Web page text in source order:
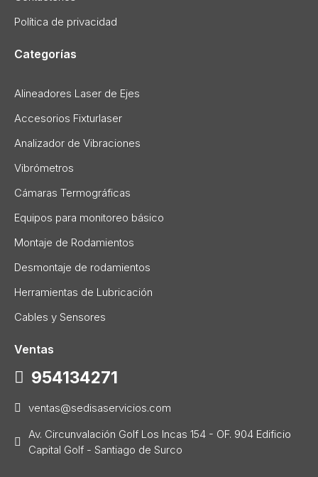
Política de privacidad
Categorías
Alineadores Laser de Ejes
Accesorios Fixturlaser
Analizador de Vibraciones
Vibrómetros
Cámaras Termográficas
Equipos para monitoreo básico
Montaje de Rodamientos
Desmontaje de rodamientos
Herramientas de Lubricación
Cables y Sensores
Ventas
954134271
ventas@sedisaservicios.com
Av. Circunvalación Golf Los Incas 154 - OF. 904 Edificio
Capital Golf - Santiago de Surco